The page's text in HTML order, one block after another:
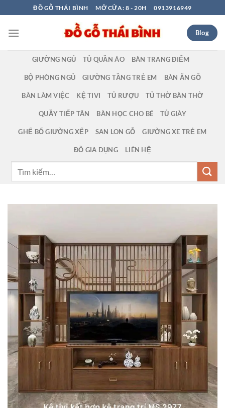
qua
nội
ĐỒ GỖ THÁI BÌNH MỞ CỬA: 8 - 20H 0913916949
Blog
GIƯỜNG NGỦ TỦ QUẦN ÁO BÀN TRANG ĐIỂM
BỘ PHÒNG NGỦ GIƯỜNG TẦNG TRẺ EM BÀN ĂN GỖ
BÀN LÀM VIỆC KỆ TIVI TỦ RƯỢU TỦ THỜ BÀN THỜ
QUẦY TIẾP TÂN BÀN HỌC CHO BÉ TỦ GIÀY
GHẾ BỐ GIƯỜNG XẾP SAN LON GỖ GIƯỜNG XE TRẺ EM
ĐỒ GIA DỤNG LIÊN HỆ